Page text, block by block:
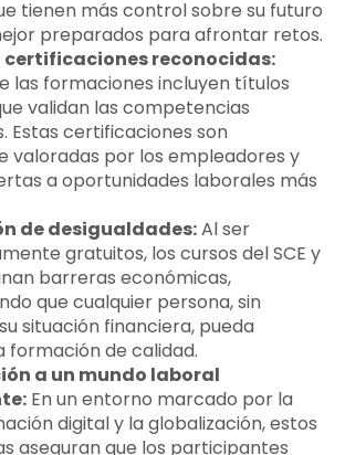
tienen más control sobre su futuro
preparados para afrontar retos.
certificaciones reconocidas:
las formaciones incluyen títulos
validan las competencias
Estas certificaciones son
valoradas por los empleadores y
a oportunidades laborales más
de desigualdades:Al ser
gratuitos, los cursos del SCE y
barreras económicas,
que cualquier persona, sin
situación financiera, pueda
formación de calidad.
a un mundo laboral
En un entorno marcado por la
digital y la globalización, estos
aseguran que los participantes